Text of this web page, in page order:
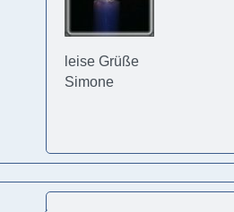
leise Grüße
Simone